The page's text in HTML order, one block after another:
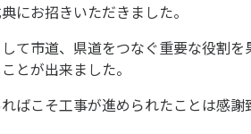
にお招きいただきました。
て市道、県道をつなぐ重要な役割
とが出来ました。
ばこそ工事が進められたことは感謝